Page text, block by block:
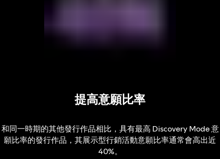
提高意願比率
和同一時期的其他發行作品相比，具有最高 Discovery Mode 意
願比率的發行作品，其展示型行銷活動意願比率通常會高出近
40%。